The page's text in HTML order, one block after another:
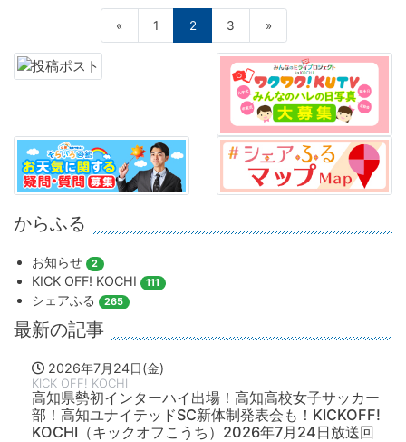
« 1 2 3 »
からふる
お知らせ 2
KICK OFF! KOCHI 111
シェアふる 265
最新の記事
2026年7月24日(金)
KICK OFF! KOCHI
高知県勢初インターハイ出場！高知高校女子サッカー
部！高知ユナイテッドSC新体制発表会も！KICKOFF!
KOCHI（キックオフこうち）2026年7月24日放送回